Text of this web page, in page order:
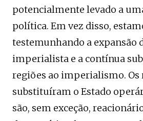
potencialmente levado a
política. Em vez disso,
testemunhando a expansão
imperialista e a contínua
regiões ao imperialismo. Os
substituíram o Estado
são, sem exceção,